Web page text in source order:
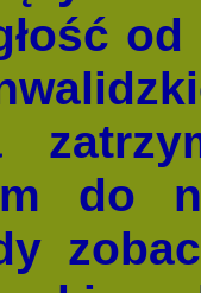
do